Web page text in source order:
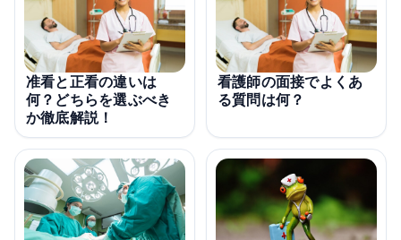
准看と正看の違いは
何？どちらを選ぶべき
か徹底解説！
看護師の面接でよくあ
る質問は何？